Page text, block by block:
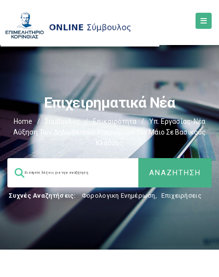
Επιχειρηματικά Νέα
Home / Σύμβουλος / Επικαιρότητα /
Υπ. Εργασίας: Νέα
Αύξηση Των Δηλωθεισών Υπερωριών Τον Μάιο Σε Βασικούς
Κλάδους
Συχνές Αναζητήσεις: Φορολογικη Ενημέρωση, Επιχειρήσεις